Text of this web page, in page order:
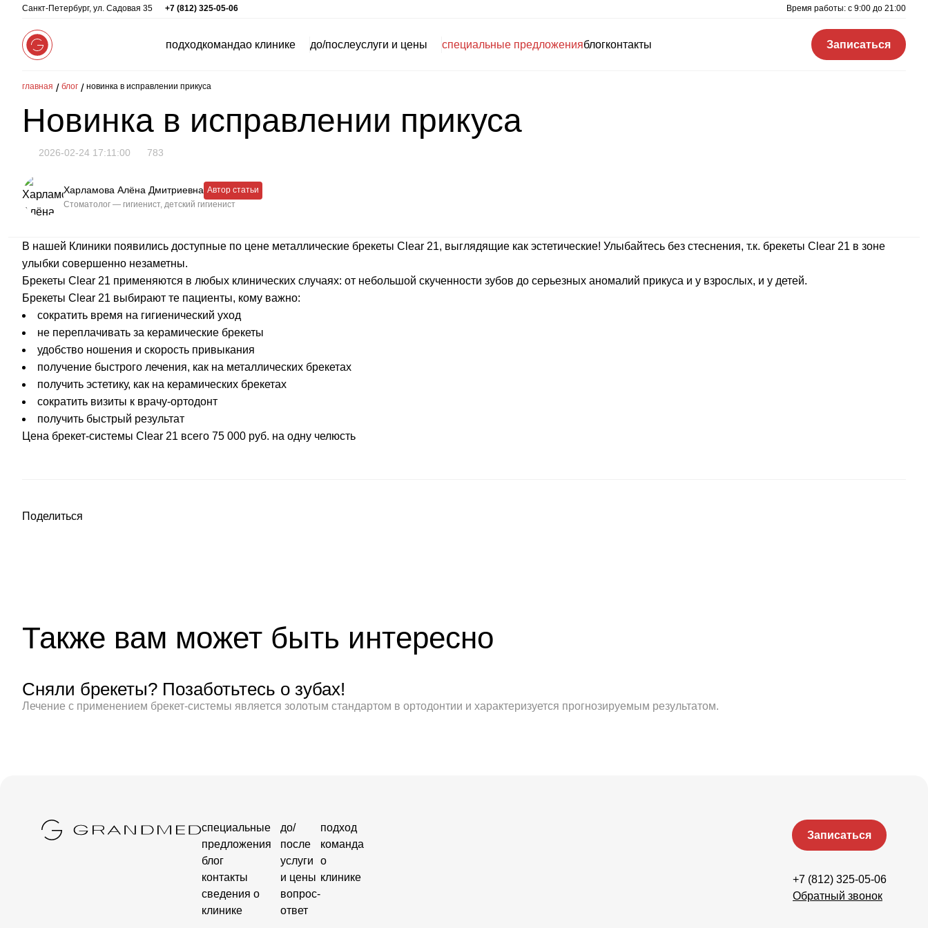
Санкт-Петербург, ул. Садовая 35 +7 (812) 325-05-06 Время работы: c 9:00 до 21:00
подходкомандао клинике до/послеуслуги и цены специальные предложенияблогконтакты Записаться
главная блог новинка в исправлении прикуса
Новинка в исправлении прикуса
2026-02-24 17:11:00 783
Харламова Алёна Дмитриевна Автор статьи
Стоматолог — гигиенист, детский гигиенист
В нашей Клиники появились доступные по цене металлические брекеты Clear 21, выглядящие как эстетические! Улыбайтесь без стеснения, т.к. брекеты Clear 21 в зоне
улыбки совершенно незаметны.
Брекеты Clear 21 применяются в любых клинических случаях: от небольшой скученности зубов до серьезных аномалий прикуса и у взрослых, и у детей.
Брекеты Clear 21 выбирают те пациенты, кому важно:
сократить время на гигиенический уход
не переплачивать за керамические брекеты
удобство ношения и скорость привыкания
получение быстрого лечения, как на металлических брекетах
получить эстетику, как на керамических брекетах
сократить визиты к врачу-ортодонт
получить быстрый результат
Цена брекет-системы Clear 21 всего 75 000 руб. на одну челюсть
Поделиться
Также вам может быть интересно
Сняли брекеты? Позаботьтесь о зубах!
Лечение с применением брекет-системы является золотым стандартом в ортодонтии и характеризуется прогнозируемым результатом.
специальные
предложения
блог
контакты
сведения о
клинике
до/
после
услуги
и цены
вопрос-
ответ
подход
команда
о
клинике
Записаться
+7 (812) 325-05-06
Обратный звонок